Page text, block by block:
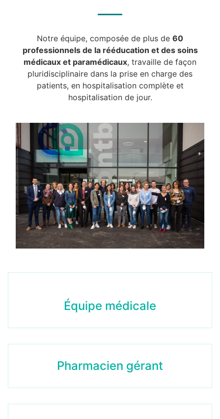
Notre équipe, composée de plus de 60
professionnels de la rééducation et des soins
médicaux et paramédicaux, travaille de façon
pluridisciplinaire dans la prise en charge des
patients, en hospitalisation complète et
hospitalisation de jour.
Équipe médicale
Pharmacien gérant